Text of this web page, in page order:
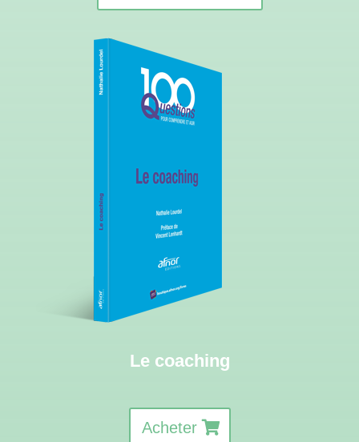
Le coaching
Acheter